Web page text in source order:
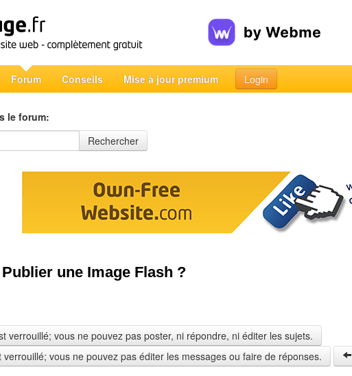
Forum Conseils Mise à jour premium Login
le forum:
forum
Rechercher
une Image Flash ?
verrouillé; vous ne pouvez pas poster, ni répondre, ni éditer les sujets.
verrouillé; vous ne pouvez pas éditer les messages ou faire de réponses.